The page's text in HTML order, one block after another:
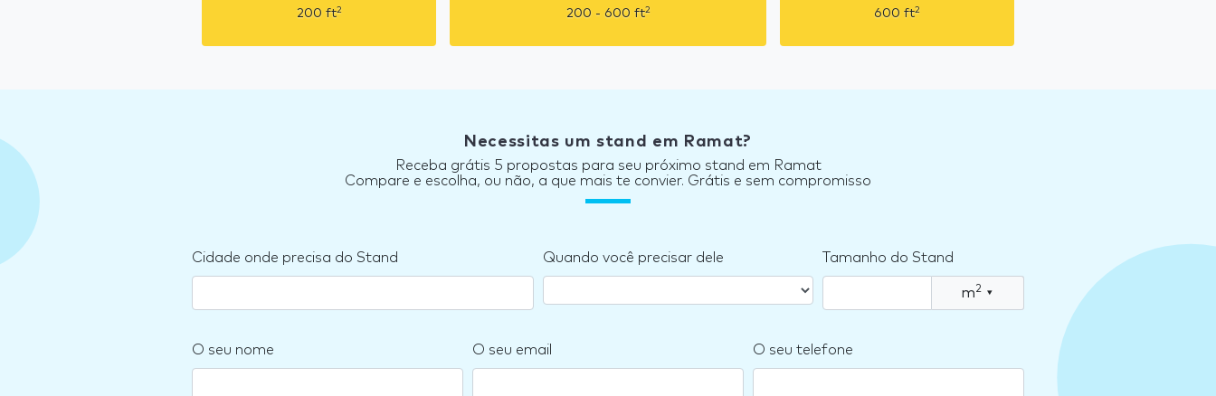
200 ft2 200 - 600 ft2 600 ft2
Necessitas um stand em Ramat?
Receba grátis 5 propostas para seu próximo stand em Ramat
Compare e escolha, ou não, a que mais te convier. Grátis e sem compromisso
Cidade onde precisa do Stand Quando você precisar dele Tamanho do Stand
m2 ▾
O seu nome O seu email O seu telefone